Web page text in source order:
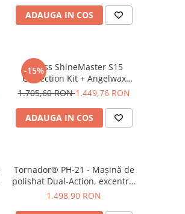
ADAUGA IN COS
-15%
Krauss ShineMaster S15
Correction Kit + Angelwax
Compounds 3x 500ml
1.705,60 RON1.449,76 RON
ADAUGA IN COS
Tornador® PH-21 - Maşină de
polishat Dual-Action, excentric
21mm
1.498,90 RON